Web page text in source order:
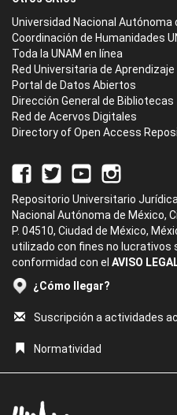
Universidad Nacional Autónoma
Coordinación de Humanidades
Toda la UNAM en línea
Red Universitaria de Aprendizaje
Portal de Datos Abiertos
Dirección General de Bibliotecas
Red de Acervos Digitales
Directory of Open Access
Repositorio Universitario
Nacional Autónoma de México,
P. 04510, Ciudad de México,
utilizado con fines no lucrativos
conformidad con el AVISO
¿Cómo llegar?
Suscripción a actividades
Normatividad